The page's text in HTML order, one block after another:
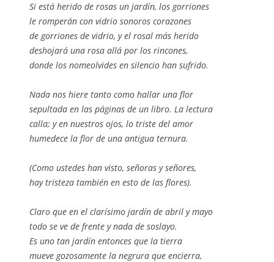
Si está herido de rosas un jardín, los gorriones
le romperán con vidrio sonoros corazones
de gorriones de vidrio, y el rosal más herido
deshojará una rosa allá por los rincones,
donde los nomeolvides en silencio han sufrido.
Nada nos hiere tanto como hallar una flor
sepultada en las páginas de un libro. La lectura
calla; y en nuestros ojos, lo triste del amor
humedece la flor de una antigua ternura.
(Como ustedes han visto, señoras y señores,
hay tristeza también en esto de las flores).
Claro que en el clarísimo jardín de abril y mayo
todo se ve de frente y nada de soslayo.
Es uno tan jardín entonces que la tierra
mueve gozosamente la negrura que encierra,